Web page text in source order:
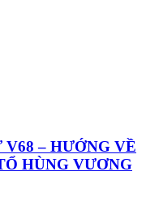
– HƯỚNG VỀ
HÙNG VƯƠNG